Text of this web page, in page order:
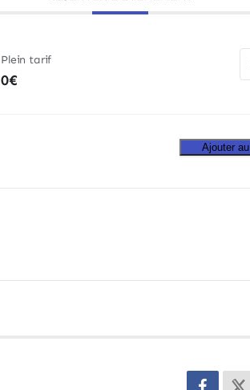
Plein tarif
0€
Ajouter